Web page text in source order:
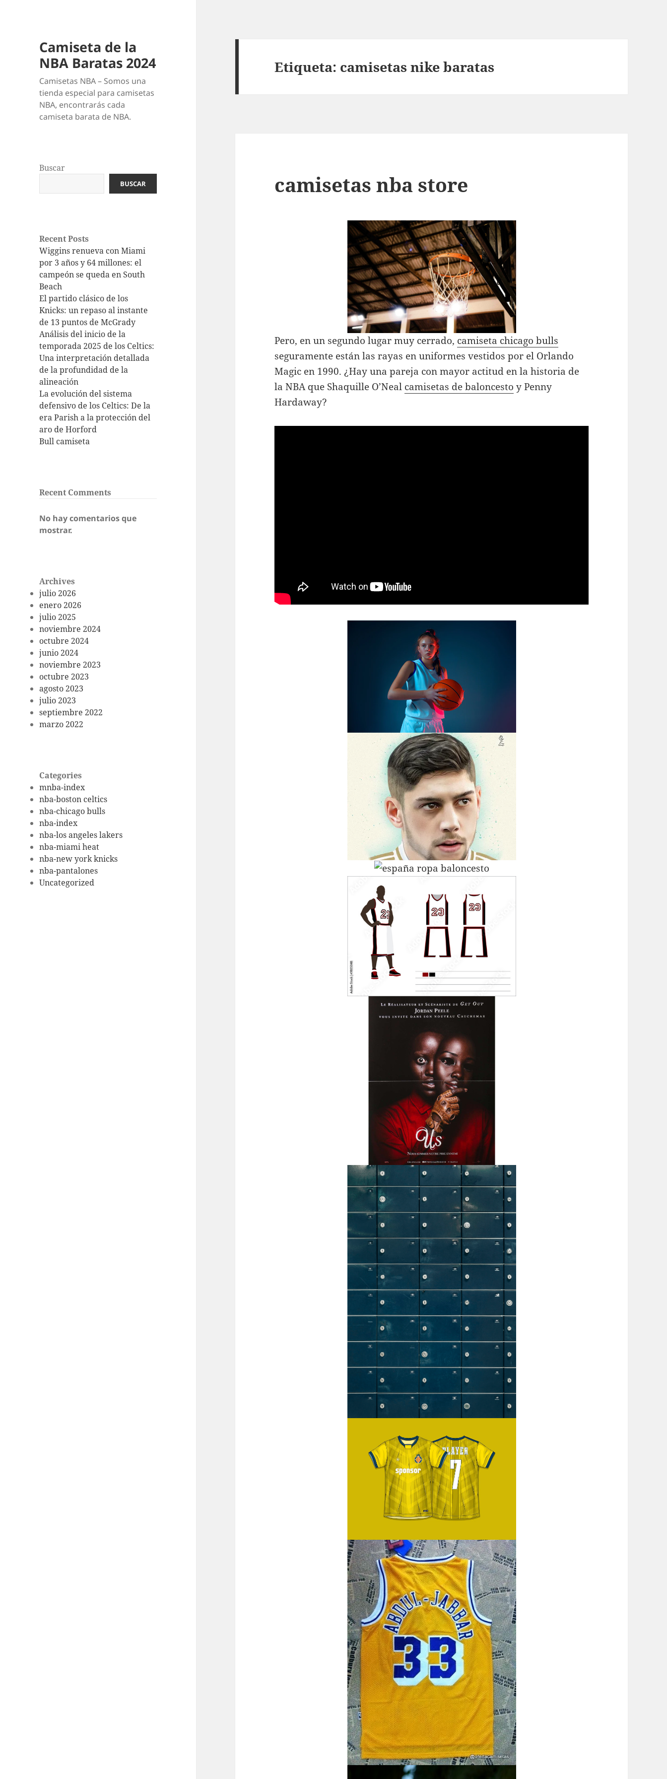
Camiseta de la
NBA Baratas 2024
Camisetas NBA – Somos una
tienda especial para camisetas
NBA, encontrarás cada
camiseta barata de NBA.
Buscar
BUSCAR
Recent Posts
Wiggins renueva con Miami
por 3 años y 64 millones: el
campeón se queda en South
Beach
El partido clásico de los
Knicks: un repaso al instante
de 13 puntos de McGrady
Análisis del inicio de la
temporada 2025 de los Celtics:
Una interpretación detallada
de la profundidad de la
alineación
La evolución del sistema
defensivo de los Celtics: De la
era Parish a la protección del
aro de Horford
Bull camiseta
Recent Comments
No hay comentarios que
mostrar.
Archives
julio 2026
enero 2026
julio 2025
noviembre 2024
octubre 2024
junio 2024
noviembre 2023
octubre 2023
agosto 2023
julio 2023
septiembre 2022
marzo 2022
Categories
mnba-index
nba-boston celtics
nba-chicago bulls
nba-index
nba-los angeles lakers
nba-miami heat
nba-new york knicks
nba-pantalones
Uncategorized
Etiqueta: camisetas nike baratas
camisetas nba store
Pero, en un segundo lugar muy cerrado, camiseta chicago bulls
seguramente están las rayas en uniformes vestidos por el Orlando
Magic en 1990. ¿Hay una pareja con mayor actitud en la historia de
la NBA que Shaquille O’Neal camisetas de baloncesto y Penny
Hardaway?